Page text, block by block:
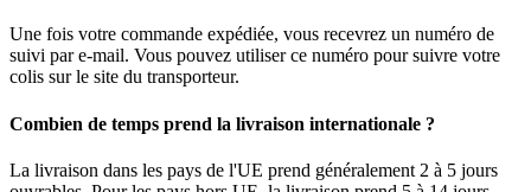
Une fois votre commande expédiée, vous recevrez un numéro de
suivi par e-mail. Vous pouvez utiliser ce numéro pour suivre votre
colis sur le site du transporteur.
Combien de temps prend la livraison internationale ?
La livraison dans les pays de l'UE prend généralement 2 à 5 jours